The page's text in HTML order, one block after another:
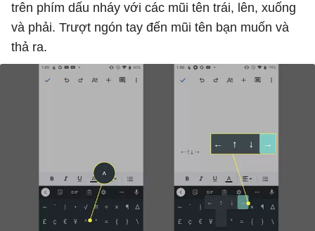
trên phím dấu nháy với các mũi tên trái, lên, xuống
và phải. Trượt ngón tay đến mũi tên bạn muốn và
thả ra.